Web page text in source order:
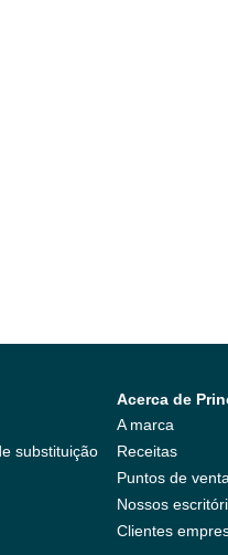
substituição
Acerca de
A marca
Receitas
Puntos de venta
Nossos
Clientes